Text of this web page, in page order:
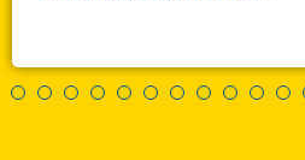
1 2 3 4 5 6 7 8